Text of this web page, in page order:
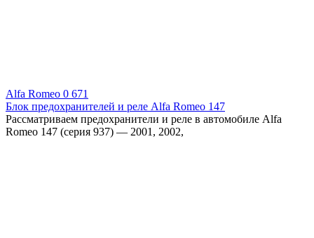
Alfa Romeo 0 671
Блок предохранителей и реле Alfa Romeo 147
Рассматриваем предохранители и реле в автомобиле Alfa
Romeo 147 (серия 937) — 2001, 2002,